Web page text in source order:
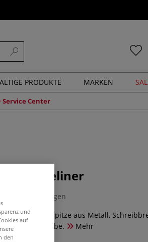
PRODUKTE MARKEN
Service Center
Fineliner
0 Bewertungen
Schreibspitze aus Metall,
+ Schreibfarbe.
Mehr
und
auf
den